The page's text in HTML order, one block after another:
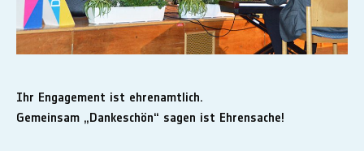
Ihr Engagement ist ehrenamtlich.
Gemeinsam „Dankeschön“ sagen ist Ehrensache!